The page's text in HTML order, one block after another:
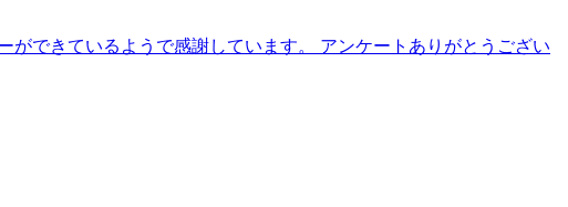
できているようで感謝しています。 アンケートありがとうござい